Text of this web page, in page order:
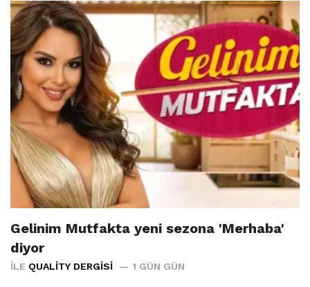
Gelinim Mutfakta yeni sezona 'Merhaba'
diyor
İLE QUALITY DERGISI 1 GÜN GÜN